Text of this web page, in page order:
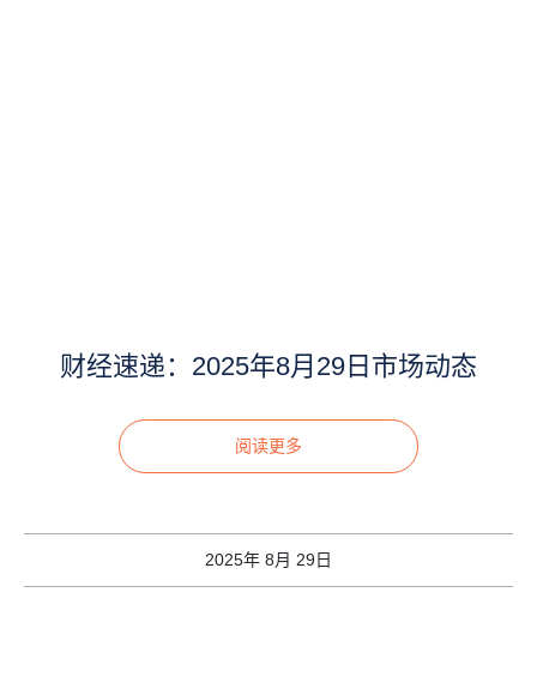
财经速递：2025年8月29日市场动态
阅读更多
2025年 8月 29日